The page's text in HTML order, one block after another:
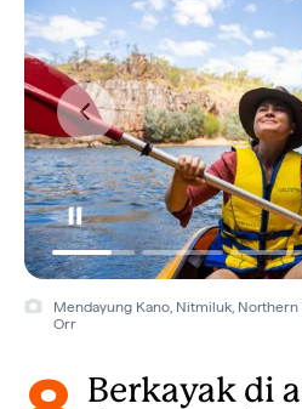
Mendayung Kano, Nitmiluk,
Orr
Berkayak di